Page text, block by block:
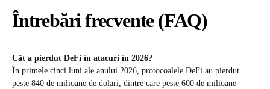
Întrebări frecvente (FAQ)
Cât a pierdut DeFi în atacuri în 2026?
În primele cinci luni ale anului 2026, protocoalele DeFi au pierdut
peste 840 de milioane de dolari, dintre care peste 600 de milioane